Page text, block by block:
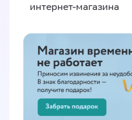
интернет-магазина